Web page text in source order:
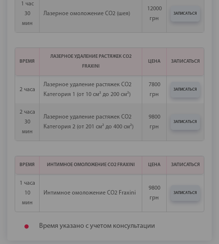
1 час
30
мин
Лазерное омоложение СО2 (шея)
12000
грн
ЗАПИСАТЬСЯ
2 часа
Лазерное удаление растяжек СО2
Категория 1 (от 10 см² до 200 см²)
7800
грн
ЗАПИСАТЬСЯ
2 часа
30
мин
Лазерное удаление растяжек СО2
Категория 2 (от 201 см² до 400 см²)
9800
грн
ЗАПИСАТЬСЯ
ВРЕМЯ
ЛАЗЕРНОЕ УДАЛЕНИЕ РАСТЯЖЕК СО2
FRAXINI
ЦЕНА ЗАПИСАТЬСЯ
1 часа
10
мин
Интимное омоложение СО2 Fraxini
9800
грн
ЗАПИСАТЬСЯ
ВРЕМЯ ИНТИМНОЕ ОМОЛОЖЕНИЕ СО2 FRAXINI ЦЕНА ЗАПИСАТЬСЯ
Время указано с учетом консультации